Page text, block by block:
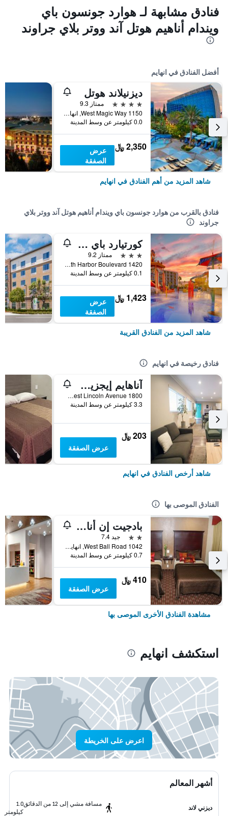
فنادق مشابهة لـ هوارد جونسون باي
ويندام أناهيم هوتل آند ووتر بلاي جراوند
أفضل الفنادق في انهايم
ديزنيلاند هوتل
4 نجوم
ممتاز 9.3
1150 West Magic Way, انهايم, CA, الولايات المتحدة الأميريكية
0.0 كيلومتر عن وسط المدينة
2,350 ﷼
عرض
الصفقة
شاهد المزيد من أهم الفنادق في انهايم
فنادق بالقرب من هوارد جونسون باي ويندام أناهيم هوتل آند ووتر بلاي
جراوند
كورتيارد باي ماريوت أناهايم ثيم بارك إنترانس
3 نجوم
ممتاز 9.2
1420 South Harbor Boulevard, انهايم, CA, الولايات المتحدة الأميريكية
0.1 كيلومتر عن وسط المدينة
1,423 ﷼
عرض
الصفقة
شاهد المزيد من الفنادق القريبة
فنادق رخيصة في انهايم
آناهايم إيجزيكيوتيف إن آند سويتس
1800 West Lincoln Avenue, انهايم, CA, الولايات المتحدة الأميريكية
3.3 كيلومتر عن وسط المدينة
203 ﷼
عرض الصفقة
شاهد أرخص الفنادق في انهايم
الفنادق الموصى بها
بادجيت إن أناهيم
2 نجمتين
جيد 7.4
1042 West Ball Road, انهايم, CA, الولايات المتحدة الأميريكية
0.7 كيلومتر عن وسط المدينة
410 ﷼
عرض الصفقة
مشاهدة الفنادق الأخرى الموصى بها
استكشف انهايم
اعرض على الخريطة
أشهر المعالم
ديزني لاند
مسافة مشي إلى 12 من الدقائق
1.0
كيلومتر